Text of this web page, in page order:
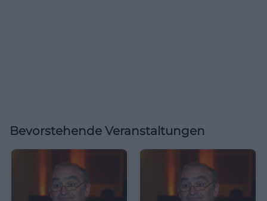
Bevorstehende Veranstaltungen